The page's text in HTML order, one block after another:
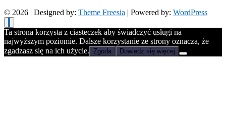
© 2026 | Designed by: Theme Freesia | Powered by: WordPress
Ta strona korzysta z ciasteczek aby świadczyć usługi na
najwyższym poziomie. Dalsze korzystanie ze strony oznacza, że
zgadzasz się na ich użycie.
Zgoda Dowiedz się więcej